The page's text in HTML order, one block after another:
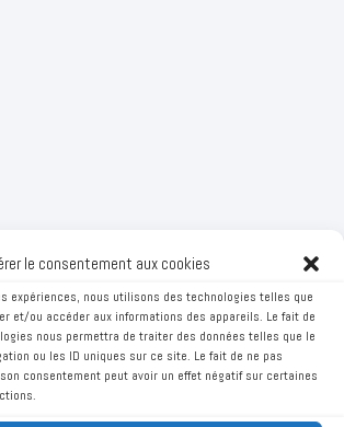
le consentement aux cookies
expériences, nous utilisons des technologies telles que
et/ou accéder aux informations des appareils. Le fait de
nous permettra de traiter des données telles que le
ou les ID uniques sur ce site. Le fait de ne pas
consentement peut avoir un effet négatif sur certaines